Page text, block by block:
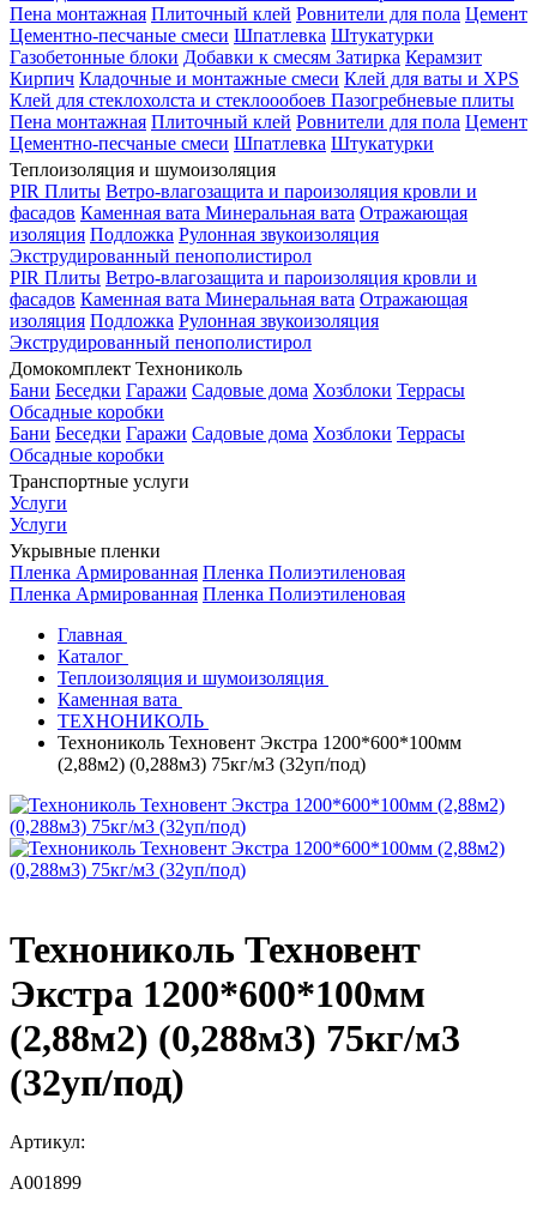
Пена монтажная Плиточный клей Ровнители для пола Цемент
Цементно-песчаные смеси Шпатлевка Штукатурки
Газобетонные блоки Добавки к смесям Затирка Керамзит
Кирпич Кладочные и монтажные смеси Клей для ваты и XPS
Клей для стеклохолста и стеклоообоев Пазогребневые плиты
Пена монтажная Плиточный клей Ровнители для пола Цемент
Цементно-песчаные смеси Шпатлевка Штукатурки
Теплоизоляция и шумоизоляция
PIR Плиты Ветро-влагозащита и пароизоляция кровли и
фасадов Каменная вата Минеральная вата Отражающая
изоляция Подложка Рулонная звукоизоляция
Экструдированный пенополистирол
PIR Плиты Ветро-влагозащита и пароизоляция кровли и
фасадов Каменная вата Минеральная вата Отражающая
изоляция Подложка Рулонная звукоизоляция
Экструдированный пенополистирол
Домокомплект Технониколь
Бани Беседки Гаражи Садовые дома Хозблоки Террасы
Обсадные коробки
Бани Беседки Гаражи Садовые дома Хозблоки Террасы
Обсадные коробки
Транспортные услуги
Услуги
Услуги
Укрывные пленки
Пленка Армированная Пленка Полиэтиленовая
Пленка Армированная Пленка Полиэтиленовая
Главная
Каталог
Теплоизоляция и шумоизоляция
Каменная вата
ТЕХНОНИКОЛЬ
Технониколь Техновент Экстра 1200*600*100мм
(2,88м2) (0,288м3) 75кг/м3 (32уп/под)
Технониколь Техновент
Экстра 1200*600*100мм
(2,88м2) (0,288м3) 75кг/м3
(32уп/под)
Артикул:
A001899